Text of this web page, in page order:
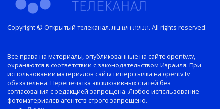
Copyright © Открытый телеканал. תנועת הערבות. All rights reserved.
Все права на материалы, опубликованные на сайте opentv.tv,
охраняются в соответствии с законодательством Израиля. При
использовании материалов сайта гиперссылка на opentv.tv
обязательна. Перепечатка эксклюзивных статей без
согласования с редакцией запрещена. Любое использование
фотоматериалов агентств строго запрещено.